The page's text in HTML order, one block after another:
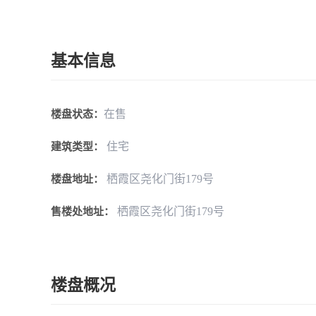
基本信息
楼盘状态： 在售
建筑类型： 住宅
楼盘地址： 栖霞区尧化门街179号
售楼处地址： 栖霞区尧化门街179号
楼盘概况